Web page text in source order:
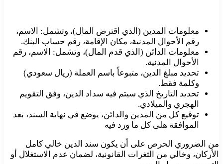
معلومات المدين (الذي اقترض المال)، وتشمل: الاسم،
رقم الأحوال المدنية، مكان الإقامة، رقم حساب البنك.
معلومات الدائن (الذي قدم المال)، وتشمل: الاسم، رقم
الأحوال المدنية.
تحديد مبلغ الدين، متبوعاً باسم العملة (ريال سعودي)
وكلمة فقط.
تحديد التاريخ الذي سيتم فيه سداد الدين، وفق التقويم
الهجري والميلادي.
توقيع كل من المدين والدائن، يوضع في نهاية السند، بعد
الموافقة هلى كل ما ورد فيه
من الضروري الحرص على أن يكون سند الدين خالي كامل
الأركان، وخالي من الثغرات القانونية، لضمان عدم الاستغلال أو